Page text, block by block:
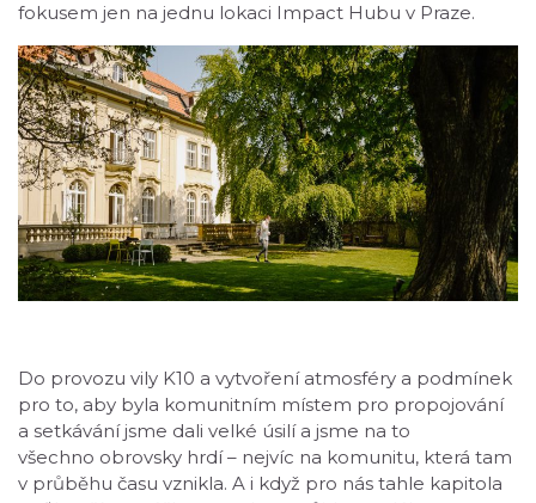
fokusem jen na jednu lokaci Impact Hubu v Praze.
Do provozu vily K10 a vytvoření atmosféry a podmínek
pro to, aby byla komunitním místem pro propojování
a setkávání jsme dali velké úsilí a jsme na to
všechno obrovsky hrdí – nejvíc na komunitu, která tam
v průběhu času vznikla. A i když pro nás tahle kapitola